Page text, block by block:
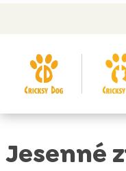
🤝 Môžeš
Jesenné